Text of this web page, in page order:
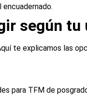
según tu
te explicamos las
para TFM de